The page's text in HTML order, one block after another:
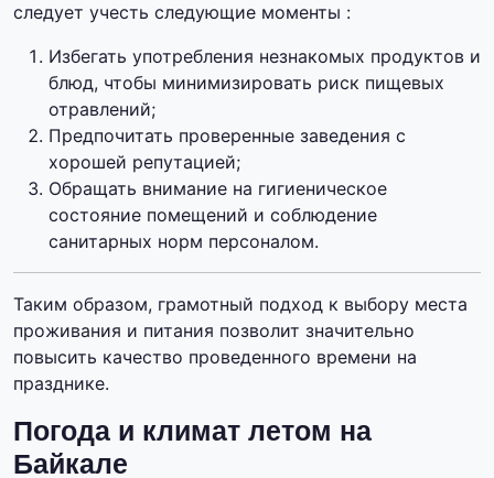
следует учесть следующие моменты :
Избегать употребления незнакомых продуктов и
блюд, чтобы минимизировать риск пищевых
отравлений;
Предпочитать проверенные заведения с
хорошей репутацией;
Обращать внимание на гигиеническое
состояние помещений и соблюдение
санитарных норм персоналом.
Таким образом, грамотный подход к выбору места
проживания и питания позволит значительно
повысить качество проведенного времени на
празднике.
Погода и климат летом на
Байкале